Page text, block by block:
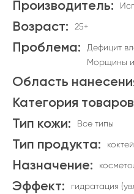
Производитель:
Возраст: 25+
Проблема:
Дефицит
Морщины
Область
Категория
Тип кожи: Все типы
Тип продукта:
Назначение:
Эффект:
гидратация